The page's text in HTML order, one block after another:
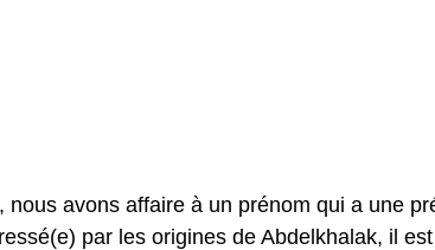
nous avons affaire à un prénom qui a une
par les origines de Abdelkhalak, il